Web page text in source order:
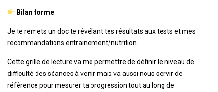
Bilan forme
Je te remets un doc te révélant tes résultats aux tests et mes
recommandations entrainement/nutrition.
Cette grille de lecture va me permettre de définir le niveau de
difficulté des séances à venir mais va aussi nous servir de
référence pour mesurer ta progression tout au long de